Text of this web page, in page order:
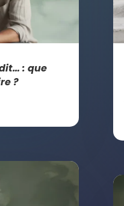
: que
?